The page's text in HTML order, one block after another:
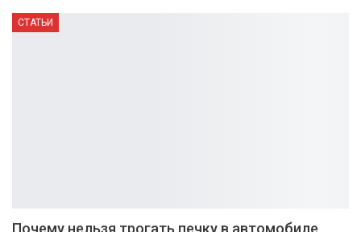
СТАТЬИ
Почему нельзя трогать печку в автомобиле,